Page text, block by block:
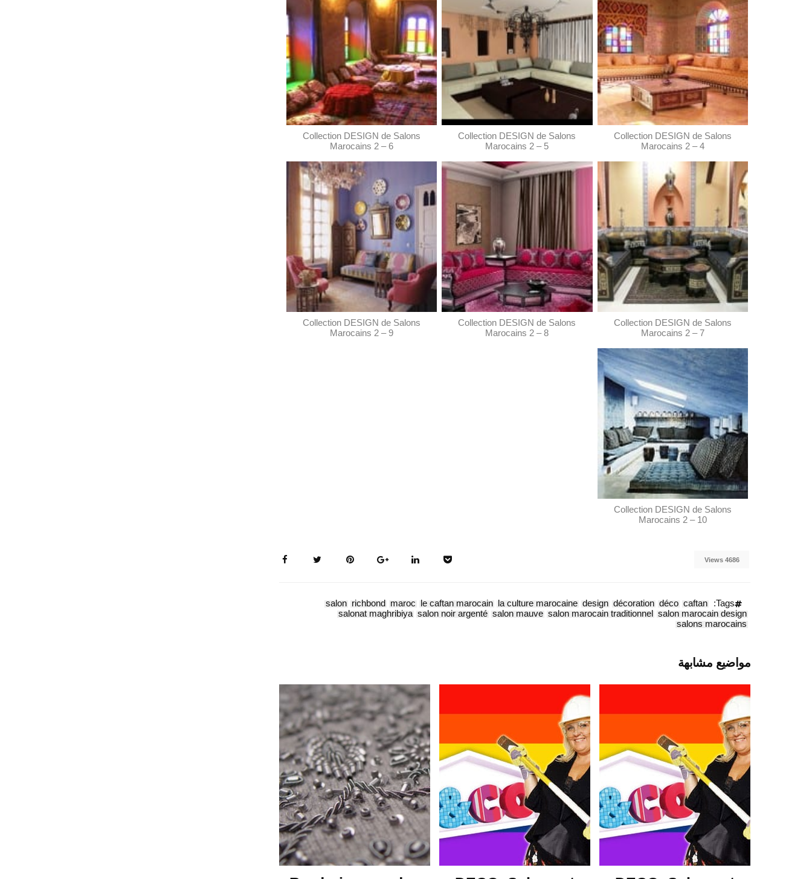
Collection DESIGN de Salons
Marocains 2 – 4
Collection DESIGN de Salons
Marocains 2 – 5
Collection DESIGN de Salons
Marocains 2 – 6
Collection DESIGN de Salons
Marocains 2 – 7
Collection DESIGN de Salons
Marocains 2 – 8
Collection DESIGN de Salons
Marocains 2 – 9
Collection DESIGN de Salons
Marocains 2 – 10
4686 Views
Tags:
caftan
déco
décoration
design
la culture marocaine
le caftan marocain
maroc
richbond
salon
salon marocain design
salon marocain traditionnel
salon mauve
salon noir argenté
salonat maghribiya
salons marocains
مواضيع مشابهة